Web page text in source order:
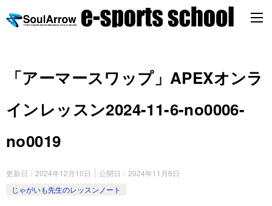
「アーマースワップ」APEXオンラ
インレッスン2024-11-6-no0006-
no0019
更新日： 2024年12月10日 公開日： 2024年11月6日
じゃがいも先生のレッスンノート